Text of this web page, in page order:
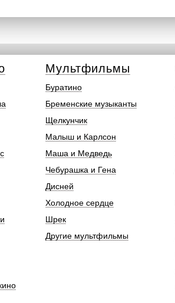
Мультфильмы
Буратино
Бременские музыканты
Щелкунчик
Малыш и Карлсон
Маша и Медведь
Чебурашка и Гена
Дисней
Холодное сердце
Шрек
Другие мультфильмы